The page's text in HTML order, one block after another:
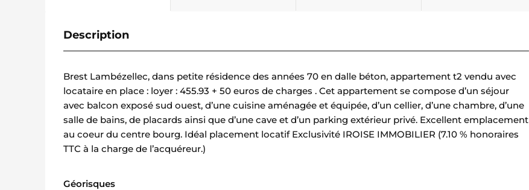
Description
Brest Lambézellec, dans petite résidence des années 70 en dalle béton, appartement t2 vendu avec
locataire en place : loyer : 455.93 + 50 euros de charges . Cet appartement se compose d’un séjour
avec balcon exposé sud ouest, d’une cuisine aménagée et équipée, d’un cellier, d’une chambre, d’une
salle de bains, de placards ainsi que d’une cave et d’un parking extérieur privé. Excellent emplacement
au coeur du centre bourg. Idéal placement locatif Exclusivité IROISE IMMOBILIER (7.10 % honoraires
TTC à la charge de l’acquéreur.)
Géorisques